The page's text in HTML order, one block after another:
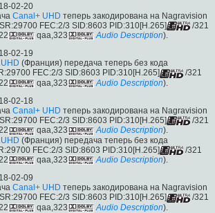
02-20
Canal+ UHD теперь закодирована на Nagravision
FEC:2/3 SID:8603 PID:310[H.265]
/321
qaa,323 Audio Description).
02-19
(Франция) передача теперь без кода
FEC:2/3 SID:8603 PID:310[H.265]
/321
qaa,323 Audio Description).
02-18
Canal+ UHD теперь закодирована на Nagravision
FEC:2/3 SID:8603 PID:310[H.265]
/321
qaa,323 Audio Description).
(Франция) передача теперь без кода
FEC:2/3 SID:8603 PID:310[H.265]
/321
qaa,323 Audio Description).
02-09
Canal+ UHD теперь закодирована на Nagravision
FEC:2/3 SID:8603 PID:310[H.265]
/321
qaa,323 Audio Description).